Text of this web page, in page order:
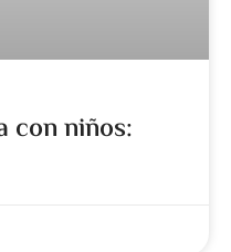
con niños: